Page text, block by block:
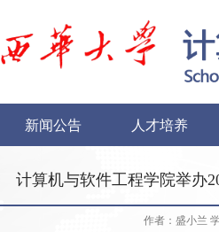
新闻公告 人才培养
计算机与软件工程学院举办
作者：盛小兰